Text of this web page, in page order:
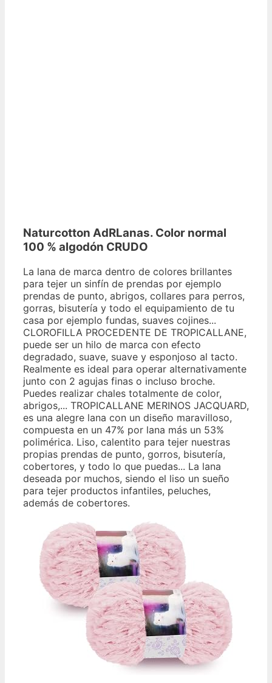
Naturcotton AdRLanas. Color normal
100 % algodón CRUDO
La ​​lana de marca dentro de colores brillantes
para tejer un sinfín de prendas por ejemplo
prendas de punto, abrigos, collares para perros,
gorras, bisutería y todo el equipamiento de tu
casa por ejemplo fundas, suaves cojines...
CLOROFILLA PROCEDENTE DE TROPICALLANE,
puede ser un hilo de marca con efecto
degradado, suave, suave y esponjoso al tacto.
Realmente es ideal para operar alternativamente
junto con 2 agujas finas o incluso broche.
Puedes realizar chales totalmente de color,
abrigos,... TROPICALLANE MERINOS JACQUARD,
es una alegre lana con un diseño maravilloso,
compuesta en un 47% por lana más un 53%
polimérica. Liso, calentito para tejer nuestras
propias prendas de punto, gorros, bisutería,
cobertores, y todo lo que puedas... La lana
deseada por muchos, siendo el liso un sueño
para tejer productos infantiles, peluches,
además de cobertores.